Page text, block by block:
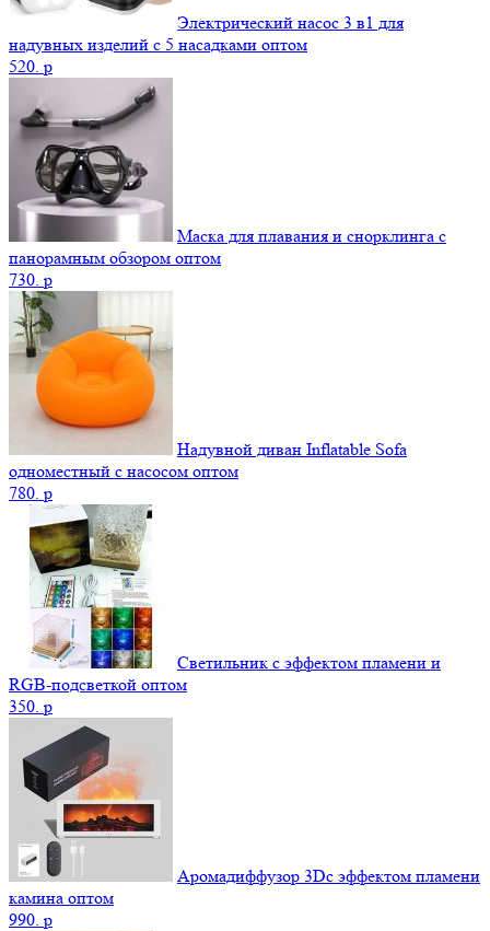
Электрический насос 3 в1 для
надувных изделий с 5 насадками оптом
520. p
Маска для плавания и снорклинга с
панорамным обзором оптом
730. p
Надувной диван Inflatable Sofa
одноместный с насосом оптом
780. p
Светильник с эффектом пламени и
RGB-подсветкой оптом
350. p
Аромадиффузор 3Dс эффектом пламени
камина оптом
990. p